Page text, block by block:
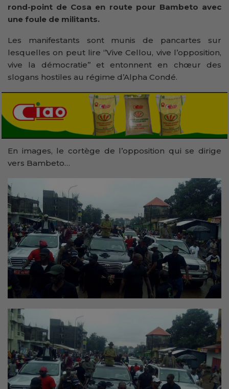
rond-point de Cosa en route pour Bambeto avec
une foule de militants.
Les manifestants sont munis de pancartes sur
lesquelles on peut lire ‘’Vive Cellou, vive l’opposition,
vive la démocratie’’ et entonnent en chœur des
slogans hostiles au régime d’Alpha Condé.
En images, le cortège de l’opposition qui se dirige
vers Bambeto…